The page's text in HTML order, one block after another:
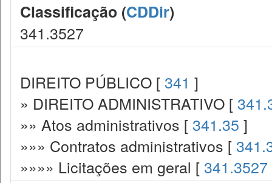
Classificação (CDDir)
341.3527
DIREITO PÚBLICO [ 341 ]
» DIREITO ADMINISTRATIVO [
»» Atos administrativos [ 341.35 ]
»»» Contratos administrativos [
»»»» Licitações em geral [ 341.3527